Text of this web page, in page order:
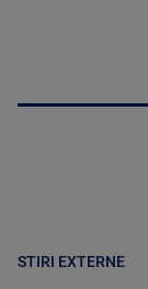
STIRI EXTERNE